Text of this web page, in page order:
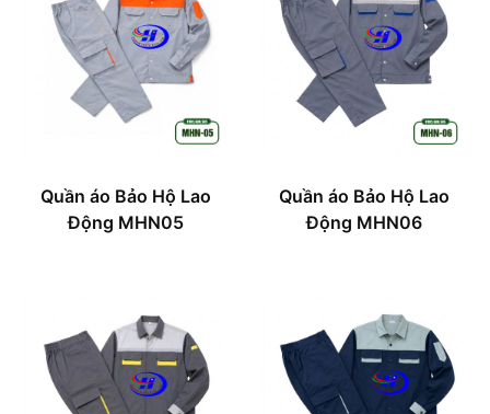
Quần áo Bảo Hộ Lao
Động MHN05
Quần áo Bảo Hộ Lao
Động MHN06